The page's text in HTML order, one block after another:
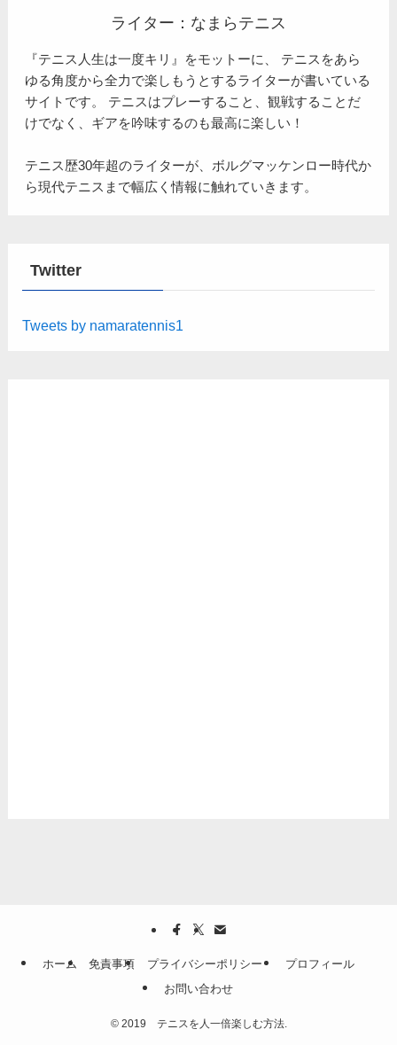
ライター：なまらテニス
『テニス人生は一度キリ』をモットーに、 テニスをあら
ゆる角度から全力で楽しもうとするライターが書いている
サイトです。 テニスはプレーすること、観戦することだ
けでなく、ギアを吟味するのも最高に楽しい！
テニス歴30年超のライターが、ボルグマッケンロー時代か
ら現代テニスまで幅広く情報に触れていきます。
Twitter
Tweets by namaratennis1
ホーム 免責事項 プライバシーポリシー
プロフィール
お問い合わせ
©2019 テニスを人一倍楽しむ方法.